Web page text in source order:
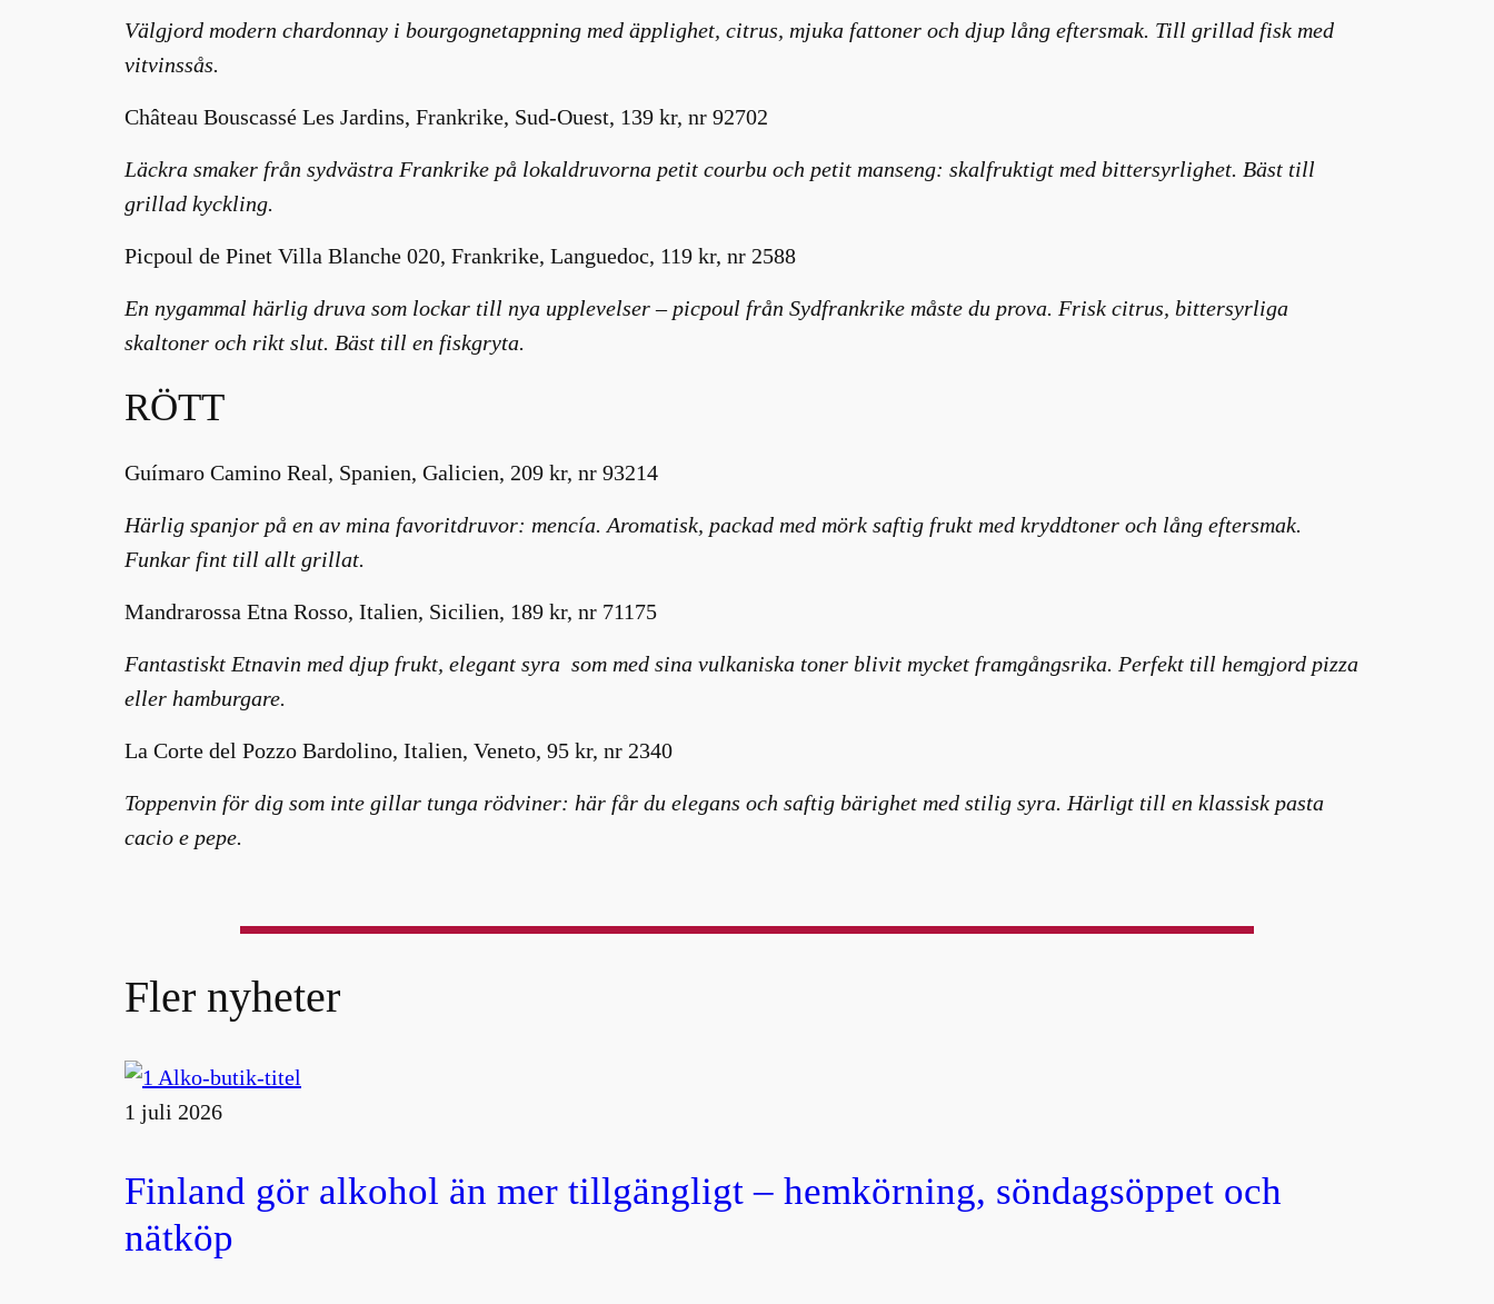
Välgjord modern chardonnay i bourgognetappning med äpplighet, citrus, mjuka fattoner och djup lång eftersmak. Till grillad fisk med
vitvinssås.
Château Bouscassé Les Jardins, Frankrike, Sud-Ouest, 139 kr, nr 92702
Läckra smaker från sydvästra Frankrike på lokaldruvorna petit courbu och petit manseng: skalfruktigt med bittersyrlighet. Bäst till
grillad kyckling.
Picpoul de Pinet Villa Blanche 020, Frankrike, Languedoc, 119 kr, nr 2588
En nygammal härlig druva som lockar till nya upplevelser – picpoul från Sydfrankrike måste du prova. Frisk citrus, bittersyrliga
skaltoner och rikt slut. Bäst till en fiskgryta.
RÖTT
Guímaro Camino Real, Spanien, Galicien, 209 kr, nr 93214
Härlig spanjor på en av mina favoritdruvor: mencía. Aromatisk, packad med mörk saftig frukt med kryddtoner och lång eftersmak.
Funkar fint till allt grillat.
Mandrarossa Etna Rosso, Italien, Sicilien, 189 kr, nr 71175
Fantastiskt Etnavin med djup frukt, elegant syra som med sina vulkaniska toner blivit mycket framgångsrika. Perfekt till hemgjord pizza
eller hamburgare.
La Corte del Pozzo Bardolino, Italien, Veneto, 95 kr, nr 2340
Toppenvin för dig som inte gillar tunga rödviner: här får du elegans och saftig bärighet med stilig syra. Härligt till en klassisk pasta
cacio e pepe.
Fler nyheter
1 juli 2026
Finland gör alkohol än mer tillgängligt – hemkörning, söndagsöppet och
nätköp